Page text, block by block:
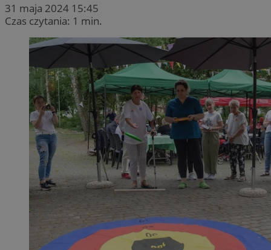
31 maja 2024 15:45
Czas czytania: 1 min.